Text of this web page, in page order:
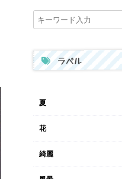
ラベル
夏
花
綺麗